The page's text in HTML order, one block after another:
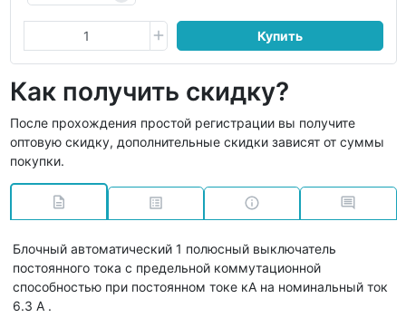
Купить
Как получить скидку?
После прохождения простой регистрации вы получите
оптовую скидку, дополнительные скидки зависят от суммы
покупки.
Блочный автоматический 1 полюсный выключатель
постоянного тока с предельной коммутационной
способностью при постоянном токе кА на номинальный ток
6.3 А .